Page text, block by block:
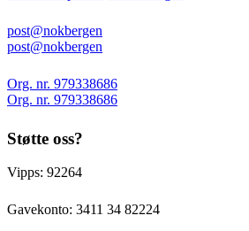
post@nokbergen
post@nokbergen
Org. nr. 979338686
Org. nr. 979338686
Støtte oss?
Vipps: 92264
Gavekonto: 3411 34 82224